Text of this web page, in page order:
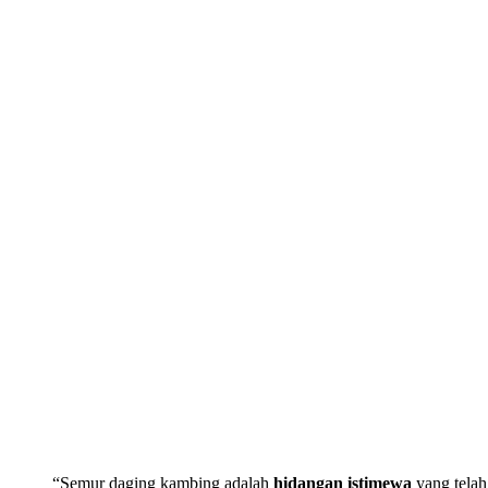
“Semur daging kambing adalah hidangan istimewa yang